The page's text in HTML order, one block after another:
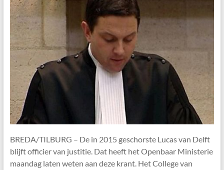
BREDA/TILBURG – De in 2015 geschorste Lucas van Delft
blijft officier van justitie. Dat heeft het Openbaar Ministerie
maandag laten weten aan deze krant. Het College van